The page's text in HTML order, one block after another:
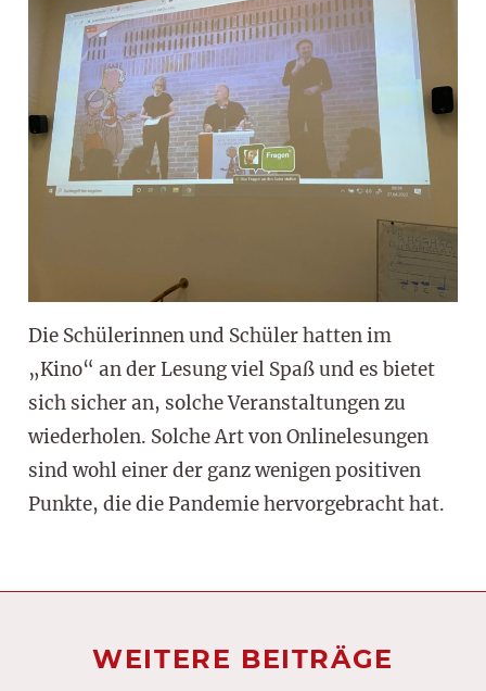
Die Schülerinnen und Schüler hatten im
„Kino“ an der Lesung viel Spaß und es bietet
sich sicher an, solche Veranstaltungen zu
wiederholen. Solche Art von Onlinelesungen
sind wohl einer der ganz wenigen positiven
Punkte, die die Pandemie hervorgebracht hat.
WEITERE BEITRÄGE